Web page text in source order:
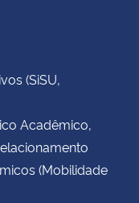
(SiSU,
Acadêmico,
(Mobilidade